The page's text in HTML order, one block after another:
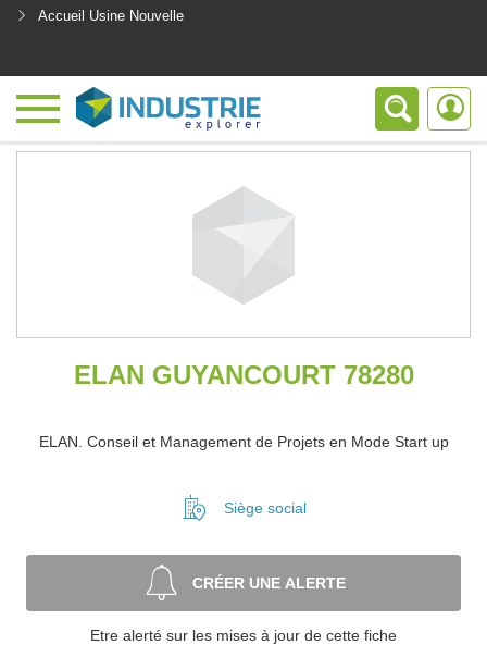
Accueil Usine Nouvelle
ELAN GUYANCOURT 78280
ELAN. Conseil et Management de Projets en Mode Start up
Siège social
CRÉER UNE ALERTE
Etre alerté sur les mises à jour de cette fiche